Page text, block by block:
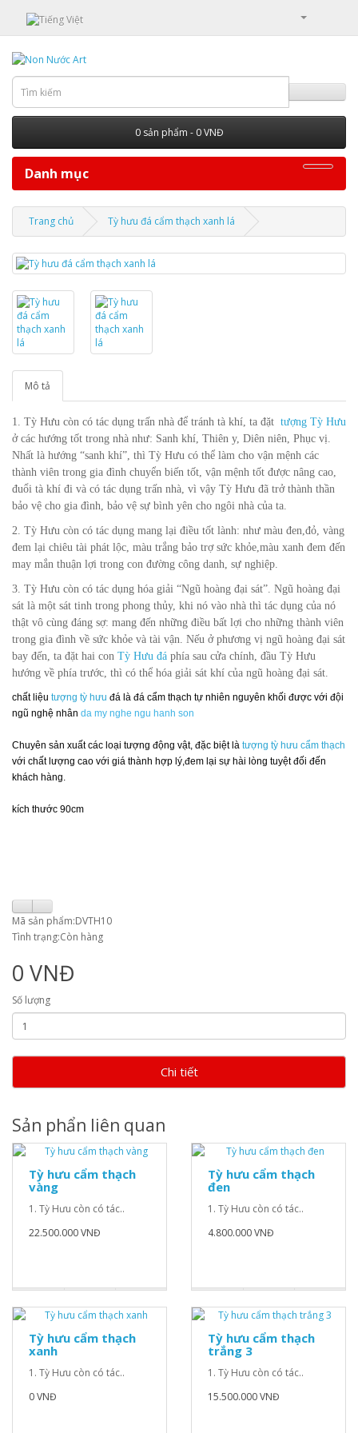
0 sản phẩm - 0 VNĐ
Danh mục
Trang chủ Tỳ hưu đá cẩm thạch xanh lá
Mô tả
1. Tỳ Hưu còn có tác dụng trấn nhà để tránh tà khí, ta đặt tượng Tỳ Hưu
ở các hướng tốt trong nhà như: Sanh khí, Thiên y, Diên niên, Phục vị.
Nhất là hướng “sanh khí”, thì Tỳ Hưu có thể làm cho vận mệnh các
thành viên trong gia đình chuyển biến tốt, vận mệnh tốt được nâng cao,
đuổi tà khí đi và có tác dụng trấn nhà, vì vậy Tỳ Hưu đã trở thành thần
bảo vệ cho gia đình, bảo vệ sự bình yên cho ngôi nhà của ta.
2. Tỳ Hưu còn có tác dụng mang lại điều tốt lành: như màu đen,đỏ, vàng
đem lại chiêu tài phát lộc, màu trắng bảo trợ sức khỏe,màu xanh đem đến
may mắn thuận lợi trong con đường công danh, sự nghiệp.
3. Tỳ Hưu còn có tác dụng hóa giải “Ngũ hoàng đại sát”. Ngũ hoàng đại
sát là một sát tinh trong phong thủy, khi nó vào nhà thì tác dụng của nó
thật vô cùng đáng sợ: mang đến những điều bất lợi cho những thành viên
trong gia đình về sức khỏe và tài vận. Nếu ở phương vị ngũ hoàng đại sát
bay đến, ta đặt hai con Tỳ Hưu đá phía sau cửa chính, đầu Tỳ Hưu
hướng về phía trước, thì có thể hóa giải sát khí của ngũ hoàng đại sát.
chất liệu tượng tỳ hưu đá là đá cẩm thạch tự nhiên nguyên khối được với đội
ngũ nghệ nhân da my nghe ngu hanh son
Chuyên sản xuất các loại tượng động vật, đặc biệt là tượng tỳ hưu cẩm thạch
với chất lượng cao với giá thành hợp lý,đem lại sự hài lòng tuyệt đối đến
khách hàng.
kích thước 90cm
Mã sản phẩm:DVTH10
Tình trạng:Còn hàng
0 VNĐ
Số lượng
Chi tiết
Sản phẩn liên quan
Tỳ hưu cẩm thạch
vàng
1. Tỳ Hưu còn có tác..
22.500.000 VNĐ
Tỳ hưu cẩm thạch
đen
1. Tỳ Hưu còn có tác..
4.800.000 VNĐ
Tỳ hưu cẩm thạch
xanh
1. Tỳ Hưu còn có tác..
0 VNĐ
Tỳ hưu cẩm thạch
trắng 3
1. Tỳ Hưu còn có tác..
15.500.000 VNĐ